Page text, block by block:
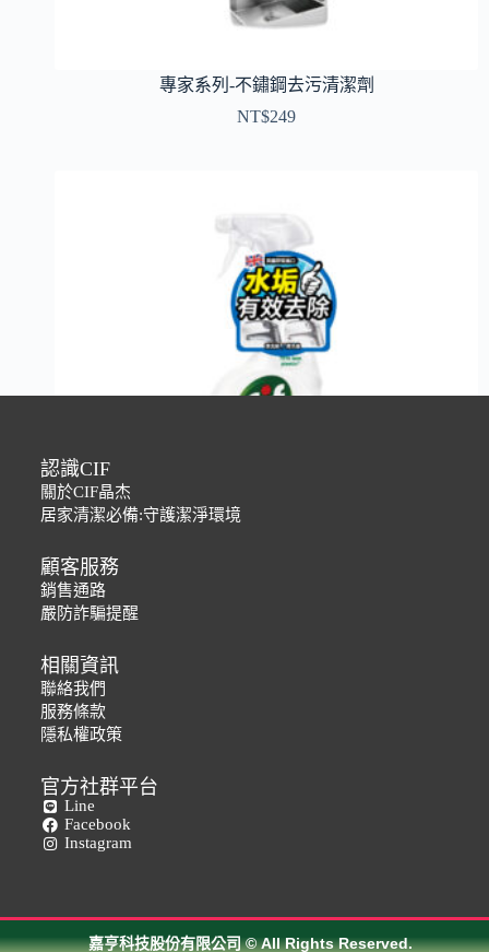
專家系列-不鏽鋼去污清潔劑
NT$249
認識CIF
關於CIF晶杰
居家清潔必備:守護潔淨環境
顧客服務
銷售通路
嚴防詐騙提醒
相關資訊
聯絡我們
服務條款
隱私權政策
官方社群平台
Line
Facebook
Instagram
嘉亨科技股份有限公司 © All Rights Reserved.